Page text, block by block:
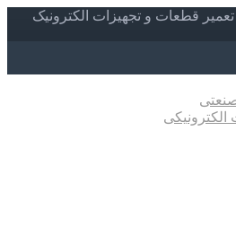
قطعات و تجهیزات الکترونیک